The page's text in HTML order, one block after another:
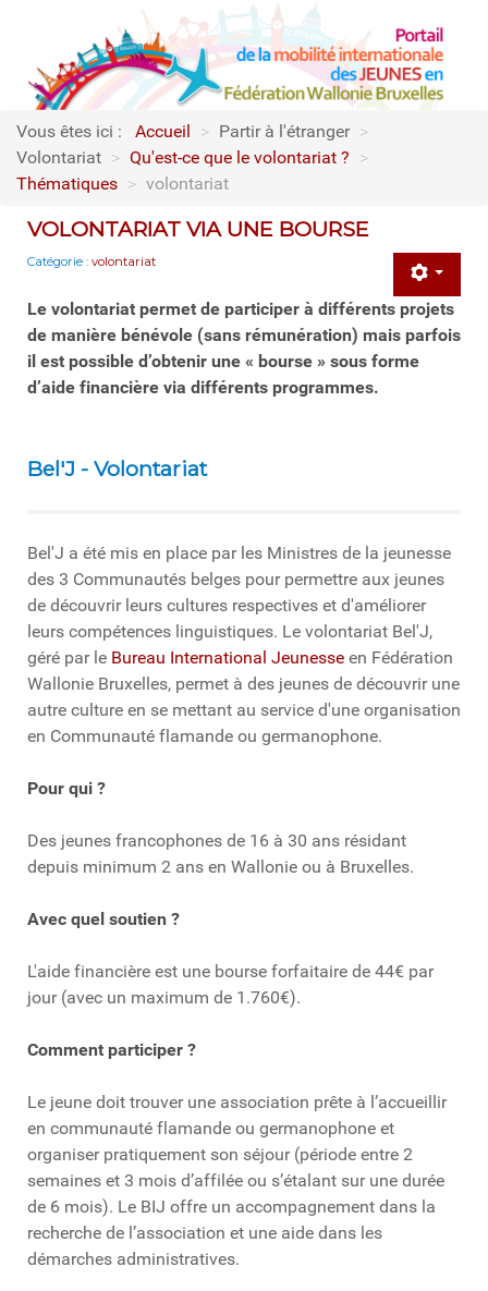
Vous êtes ici : Accueil > Partir à l'étranger >
Volontariat > Qu'est-ce que le volontariat ? >
Thématiques > volontariat
VOLONTARIAT VIA UNE BOURSE
Catégorie : volontariat
Le volontariat permet de participer à différents projets
de manière bénévole (sans rémunération) mais parfois
il est possible d’obtenir une « bourse » sous forme
d’aide financière via différents programmes.
Bel'J - Volontariat
Bel'J a été mis en place par les Ministres de la jeunesse
des 3 Communautés belges pour permettre aux jeunes
de découvrir leurs cultures respectives et d'améliorer
leurs compétences linguistiques. Le volontariat Bel'J,
géré par le Bureau International Jeunesse en Fédération
Wallonie Bruxelles, permet à des jeunes de découvrir une
autre culture en se mettant au service d'une organisation
en Communauté flamande ou germanophone.
Pour qui ?
Des jeunes francophones de 16 à 30 ans résidant
depuis minimum 2 ans en Wallonie ou à Bruxelles.
Avec quel soutien ?
L'aide financière est une bourse forfaitaire de 44€ par
jour (avec un maximum de 1.760€).
Comment participer ?
Le jeune doit trouver une association prête à l’accueillir
en communauté flamande ou germanophone et
organiser pratiquement son séjour (période entre 2
semaines et 3 mois d’affilée ou s’étalant sur une durée
de 6 mois). Le BIJ offre un accompagnement dans la
recherche de l’association et une aide dans les
démarches administratives.